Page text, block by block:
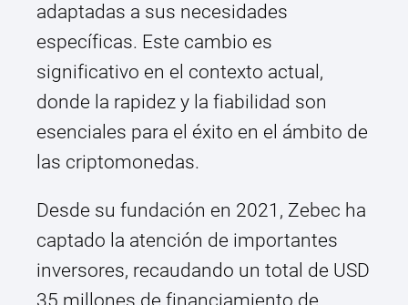
adaptadas a sus necesidades
específicas. Este cambio es
significativo en el contexto actual,
donde la rapidez y la fiabilidad son
esenciales para el éxito en el ámbito de
las criptomonedas.
Desde su fundación en 2021, Zebec ha
captado la atención de importantes
inversores, recaudando un total de USD
35 millones de financiamiento de